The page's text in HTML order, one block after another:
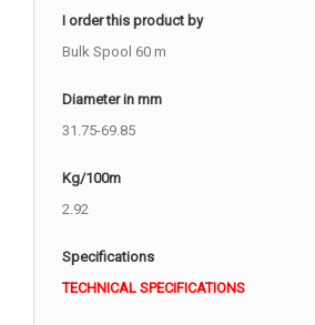
I order this product by
Bulk Spool 60 m
Diameter in mm
31.75-69.85
Kg/100m
2.92
Specifications
TECHNICAL SPECIFICATIONS